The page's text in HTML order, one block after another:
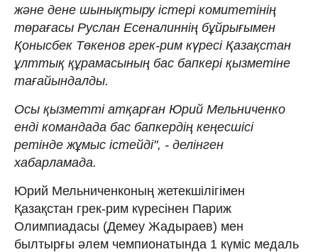
және дене шынықтыру істері комитетінің
төрағасы Руслан Есеналиннің бұйрығымен
Қонысбек Төкенов грек-рим күресі Қазақстан
ұлттық құрамасының бас бапкері қызметіне
тағайындалды.
Осы қызметті атқарған Юрий Мельниченко
енді командада бас бапкердің кеңесшісі
ретінде жұмыс істейді", - делінген
хабарламада.
Юрий Мельниченконың жетекшілігімен
Қазақстан грек-рим күресінен Париж
Олимпиадасы (Демеу Жадыраев) мен
былтырғы әлем чемпионатында 1 күміс медаль